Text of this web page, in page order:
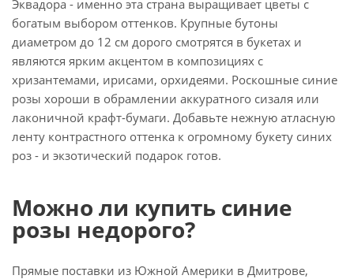
Эквадора - именно эта страна выращивает цветы с
богатым выбором оттенков. Крупные бутоны
диаметром до 12 см дорого смотрятся в букетах и
являются ярким акцентом в композициях с
хризантемами, ирисами, орхидеями. Роскошные синие
розы хороши в обрамлении аккуратного сизаля или
лаконичной крафт-бумаги. Добавьте нежную атласную
ленту контрастного оттенка к огромному букету синих
роз - и экзотический подарок готов.
Можно ли купить синие
розы недорого?
Прямые поставки из Южной Америки в Дмитрове,